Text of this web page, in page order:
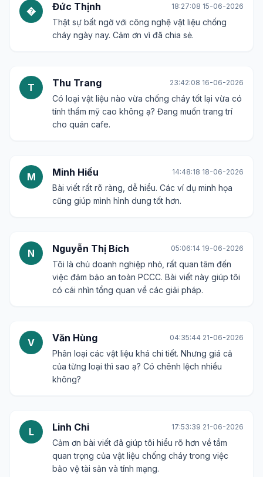
� Đức Thịnh 18:27:08 15-06-2026
Thật sự bất ngờ với công nghệ vật liệu chống
cháy ngày nay. Cảm ơn vì đã chia sẻ.
T Thu Trang 23:42:08 16-06-2026
Có loại vật liệu nào vừa chống cháy tốt lại vừa có
tính thẩm mỹ cao không ạ? Đang muốn trang trí
cho quán cafe.
M Minh Hiếu 14:48:18 18-06-2026
Bài viết rất rõ ràng, dễ hiểu. Các ví dụ minh họa
cũng giúp mình hình dung tốt hơn.
N Nguyễn Thị Bích 05:06:14 19-06-2026
Tôi là chủ doanh nghiệp nhỏ, rất quan tâm đến
việc đảm bảo an toàn PCCC. Bài viết này giúp tôi
có cái nhìn tổng quan về các giải pháp.
V Văn Hùng 04:35:44 21-06-2026
Phân loại các vật liệu khá chi tiết. Nhưng giá cả
của từng loại thì sao ạ? Có chênh lệch nhiều
không?
L Linh Chi 17:53:39 21-06-2026
Cảm ơn bài viết đã giúp tôi hiểu rõ hơn về tầm
quan trọng của vật liệu chống cháy trong việc
bảo vệ tài sản và tính mạng.